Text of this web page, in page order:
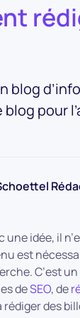
blog
pour
une idée, il
est
C’est
deSEO, de
rédiger des